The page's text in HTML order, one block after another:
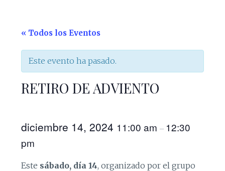
« Todos los Eventos
Este evento ha pasado.
RETIRO DE ADVIENTO
diciembre 14, 2024 11:00 am– 12:30
pm
Este sábado, día 14, organizado por el grupo